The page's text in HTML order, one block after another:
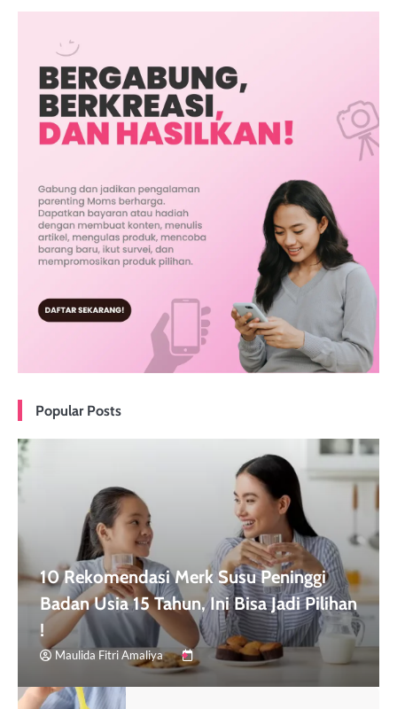
Popular Posts
10 Rekomendasi Merk Susu Peninggi
Badan Usia 15 Tahun, Ini Bisa Jadi Pilihan
!
Maulida Fitri Amaliya